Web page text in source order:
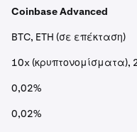
Coinbase Advanced
BTC, ETH (σε επέκταση)
10x
0,02%
0,02%